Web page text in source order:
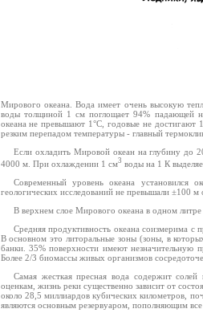
Мирового океана. Вода имеет очень высокую
воды толщиной 1 см поглощает 94% падающей
океана не превышают 1°С, годовые не достигают
резким перепадом температуры - главный
Если охладить Мировой океан на глубину до
4000 м. При охлаждении 1 см3 воды на 1 К
Современный уровень океана установился
геологических исследований не превышали ±100 м
В верхнем слое Мирового океана в одном литре
Средняя продуктивность океана соизмерима с
В основном это литоральные зоны (зоны, в
банки. 35% поверхности имеют незначительную
Более 2/3 биомассы живых организмов
Самая жесткая пресная вода содержит
оценкам, жизнь реки существенно зависит от
около 28,5 миллиардов кубических километров,
являются основным резервуаром, пополняющим